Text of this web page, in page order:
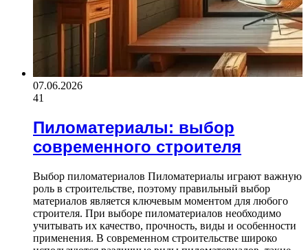
07.06.2026
41
Пиломатериалы: выбор
современного строителя
Выбор пиломатериалов Пиломатериалы играют важную
роль в строительстве, поэтому правильный выбор
материалов является ключевым моментом для любого
строителя. При выборе пиломатериалов необходимо
учитывать их качество, прочность, виды и особенности
применения. В современном строительстве широко